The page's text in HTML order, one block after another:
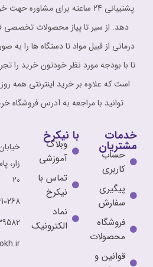
پشتیبانی 24 ساعته برای مشاوره
دهد. از سیر تا پیاز محصولات تخصصی
درمانی از قبیل مواد تا دستگاه ها را
تا با بودجه مورد نظر خودتون خرید را
است که علاوه بر خرید اینترنتی همه
توانید با مراجعه به آدرس فروشگاه
خدمات
مشتریان
حساب
کاربری
پیگیری
سفارش
فروشگاه
محصولات
قوانین و
با نیکرخ
وبلاگ
آموزشی
تماس با
نیکرخ
نماد
الکترونیک
زار،
20